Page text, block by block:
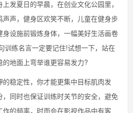
夏日的早晨，在创业文化公园里，
声，健身区欢笑不断，儿童在健身步
设施前锻炼身体，一幅美好生活画卷
训练名言一定要记住!试想一下，站在
地面上弯举谁更容易发力?
稳定性，你才能更集中目标肌肉发
同时也保证训练时关节的安全，避免
的频率，时而会在影视作品中有客